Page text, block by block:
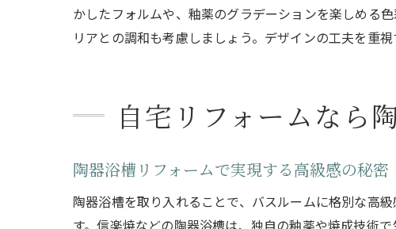
かしたフォルムや、釉薬のグラデーションを楽しめる
リアとの調和も考慮しましょう。デザインの工夫を重
自宅リフォームなら
陶器浴槽リフォームで実現する高級感の秘密
陶器浴槽を取り入れることで、バスルームに格別な高
す。信楽焼などの陶器浴槽は、独自の釉薬や焼成技術